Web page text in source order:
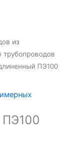
из
трубопроводов
ПЭ100
ПЭ100